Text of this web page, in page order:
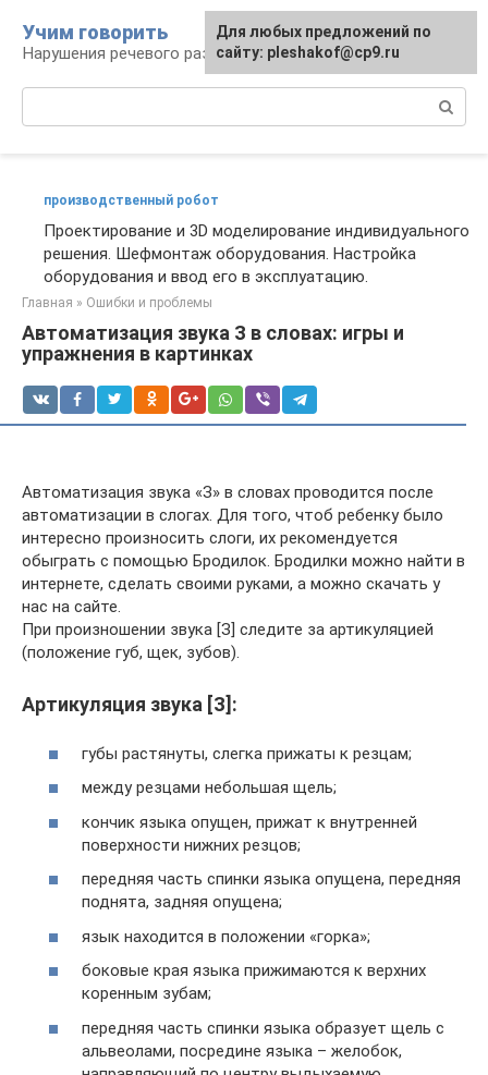
контенту
Учим говорить
Нарушения речевого развития
производственный робот
Проектирование и 3D моделирование индивидуального
решения. Шефмонтаж оборудования. Настройка
оборудования и ввод его в эксплуатацию.
Главная » Ошибки и проблемы
Автоматизация звука З в словах: игры и
упражнения в картинках
Автоматизация звука «З» в словах проводится после
автоматизации в слогах. Для того, чтоб ребенку было
интересно произносить слоги, их рекомендуется
обыграть с помощью Бродилок. Бродилки можно найти в
интернете, сделать своими руками, а можно скачать у
нас на сайте.
При произношении звука [З] следите за артикуляцией
(положение губ, щек, зубов).
Артикуляция звука [З]:
губы растянуты, слегка прижаты к резцам;
между резцами небольшая щель;
кончик языка опущен, прижат к внутренней
поверхности нижних резцов;
передняя часть спинки языка опущена, передняя
поднята, задняя опущена;
язык находится в положении «горка»;
боковые края языка прижимаются к верхних
коренным зубам;
передняя часть спинки языка образует щель с
альвеолами, посредине языка – желобок,
Для любых предложений по
сайту: pleshakof@cp9.ru